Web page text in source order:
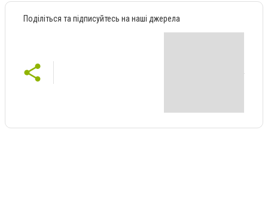
Поділіться та підписуйтесь на наші джерела